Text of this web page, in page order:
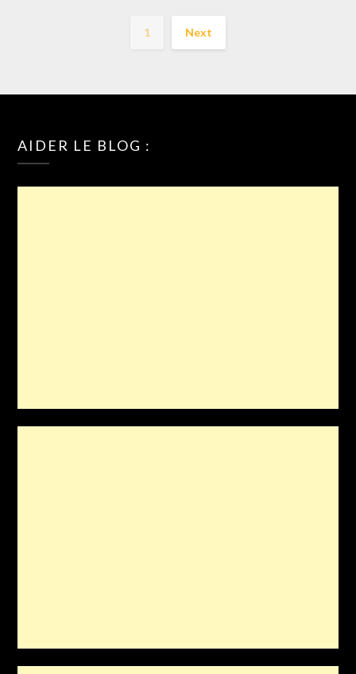
1 Next
AIDER LE BLOG :